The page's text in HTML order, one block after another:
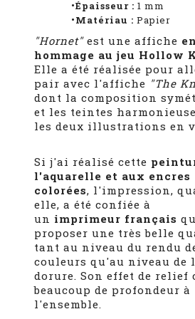
•Épaisseur : 1 mm
•Matériau : Papier
"Hornet"est une affiche en
hommage au jeu Hollow
Elle a été réalisée pour
pair avec l'affiche "The
dont la composition
et les teintes
les deux illustrations en
Si j'ai réalisé cette
l'aquarelle et aux encres
colorées, l'impression,
elle, a été confiée à
un imprimeur français
proposer une très belle
tant au niveau du rendu
couleurs qu'au niveau de
dorure. Son effet de relief
beaucoup de profondeur à
l'ensemble.